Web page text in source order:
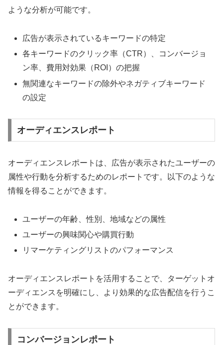
ような分析が可能です。
広告が表示されているキーワードの特定
各キーワードのクリック率（CTR）、コンバージョ
ン率、費用対効果（ROI）の把握
無関連なキーワードの除外やネガティブキーワード
の設定
オーディエンスレポート
オーディエンスレポートは、広告が表示されたユーザーの
属性や行動を分析するためのレポートです。以下のような
情報を得ることができます。
ユーザーの年齢、性別、地域などの属性
ユーザーの興味関心や購買行動
リマーケティングリストのパフォーマンス
オーディエンスレポートを活用することで、ターゲットオ
ーディエンスを明確にし、より効果的な広告配信を行うこ
とができます。
コンバージョンレポート